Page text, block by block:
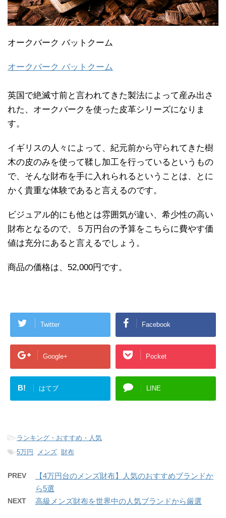
オークバーク バットクーム
オークバーク バットクーム
英国で絶滅寸前と言われてきた製法によって産み出さ
れた、オークバークを使った皮革シリーズになりま
す。
イギリスの人々によって、紀元前から守られてきた樹
木の皮のみを使って鞣し加工を行っているというもの
で、そんな財布を手に入れられるということは、とに
かく貴重な体験であると言えるのです。
ビジュアル的にも他とは雰囲気が違い、希少性の高い
財布となるので、５万円台の予算をこちらに費やす価
値は充分にあると言えるでしょう。
商品の価格は、52,000円です。
Twitter Facebook
Google+ Pocket
B! はてブ LINE
-ランキング・おすすめ・人気
-5万円 メンズ 財布
PREV
【4万円台のメンズ財布】人気のおすすめブランドか
ら5選
NEXT 高級メンズ財布を世界中の人気ブランドから厳選